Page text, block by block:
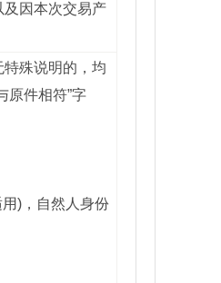
因本次交易产
殊说明的，均
原件相符”字
)，自然人身份